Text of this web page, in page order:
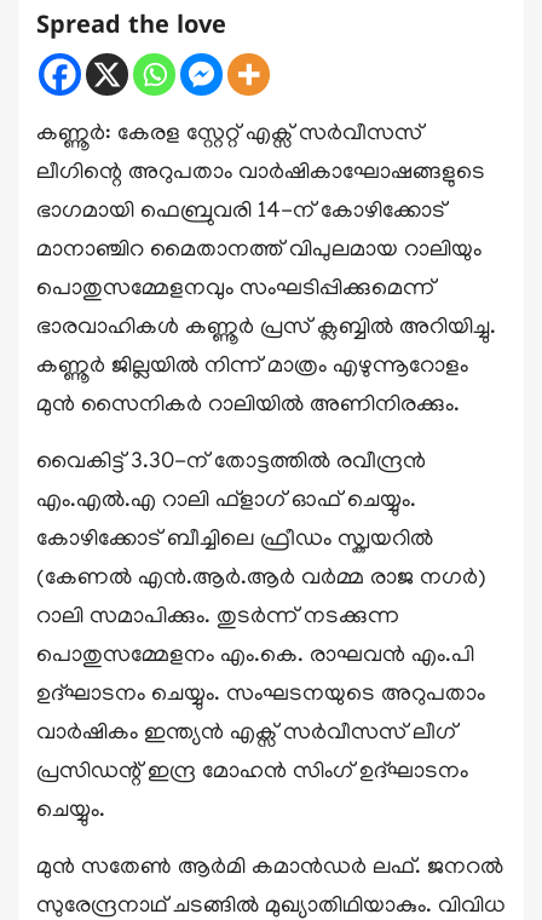
Spread the love
കണ്ണൂർ: കേരള സ്റ്റേറ്റ് എക്സ് സർവീസസ്
ലീഗിന്റെ അറുപതാം വാർഷികാഘോഷങ്ങളുടെ
ഭാഗമായി ഫെബ്രുവരി 14-ന് കോഴിക്കോട്
മാനാഞ്ചിറ മൈതാനത്ത് വിപുലമായ റാലിയും
പൊതുസമ്മേളനവും സംഘടിപ്പിക്കുമെന്ന്
ഭാരവാഹികൾ കണ്ണൂർ പ്രസ് ക്ലബ്ബിൽ അറിയിച്ചു.
കണ്ണൂർ ജില്ലയിൽ നിന്ന് മാത്രം എഴുന്നൂറോളം
മുൻ സൈനികർ റാലിയിൽ അണിനിരക്കും.
വൈകിട്ട് 3.30-ന് തോട്ടത്തിൽ രവീന്ദ്രൻ
എം.എൽ.എ റാലി ഫ്ളാഗ് ഓഫ് ചെയ്യും.
കോഴിക്കോട് ബീച്ചിലെ ഫ്രീഡം സ്ക്വയറിൽ
(കേണൽ എൻ.ആർ.ആർ വർമ്മ രാജ നഗർ)
റാലി സമാപിക്കും. തുടർന്ന് നടക്കുന്ന
പൊതുസമ്മേളനം എം.കെ. രാഘവൻ എം.പി
ഉദ്ഘാടനം ചെയ്യും. സംഘടനയുടെ അറുപതാം
വാർഷികം ഇന്ത്യൻ എക്സ് സർവീസസ് ലീഗ്
പ്രസിഡന്റ് ഇന്ദ്ര മോഹൻ സിംഗ് ഉദ്ഘാടനം
ചെയ്യും.
മുൻ സതേൺ ആർമി കമാൻഡർ ലഫ്. ജനറൽ
സുരേന്ദ്രനാഥ് ചടങ്ങിൽ മുഖ്യാതിഥിയാകും. വിവിധ